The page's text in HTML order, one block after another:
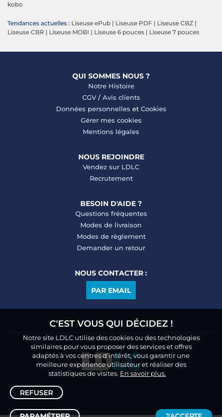
kobo
Tendances actuelles : Liseuse ePub | Liseuse PDF | Liseuse CBZ |
Liseuse CBR | Liseuse MOBI | Liseuse 6 pouces | Liseuse 7 pouces
QUI SOMMES NOUS ?
Notre Histoire
CGV/ Avis clients
Données personnelles et Cookies
Gérer mes cookies
Mentions légales
NOUS REJOINDRE
Vendez sur LDLC
Recrutement
BESOIN D'AIDE ?
Questions fréquentes
Modes de livraison
Modes de règlement
Demander un retour
NOUS CONTACTER :
PAR EMAIL
C'EST VOUS QUI DÉCIDEZ !
Notre site LDLC utilise des cookies ou des technologies
similaires pour vous proposer des services et offres
adaptés à vos centres d’intérêt, vous garantir une
meilleure expérience utilisateur et réaliser des
statistiques de visites. En savoir plus.
REFUSER